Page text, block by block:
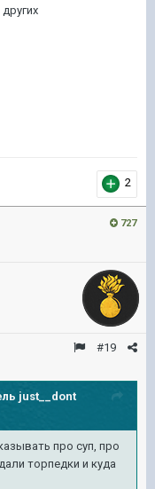
2
727
#19
just__dont
про суп, про
торпедки и куда